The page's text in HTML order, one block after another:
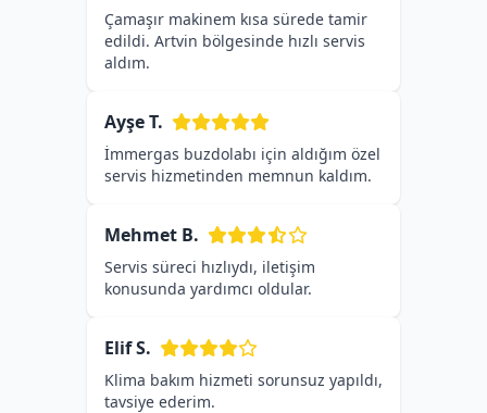
Çamaşır makinem kısa sürede tamir
edildi. Artvin bölgesinde hızlı servis
aldım.
Ayşe T.
İmmergas buzdolabı için aldığım özel
servis hizmetinden memnun kaldım.
Mehmet B.
Servis süreci hızlıydı, iletişim
konusunda yardımcı oldular.
Elif S.
Klima bakım hizmeti sorunsuz yapıldı,
tavsiye ederim.